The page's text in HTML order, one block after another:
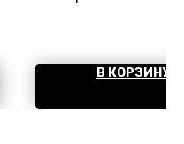
В КОРЗИНУ